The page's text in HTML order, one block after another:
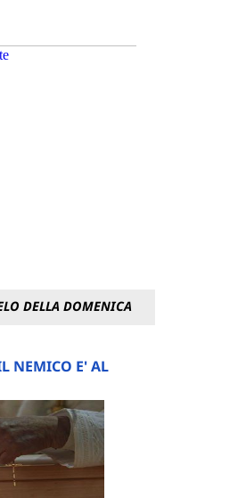
DELLA DOMENICA
NEMICO E' AL